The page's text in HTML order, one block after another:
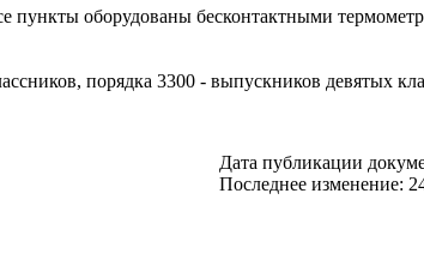
пункты оборудованы бесконтактными
порядка 3300 - выпускников девятых
Дата публикации
Последнее изменение: